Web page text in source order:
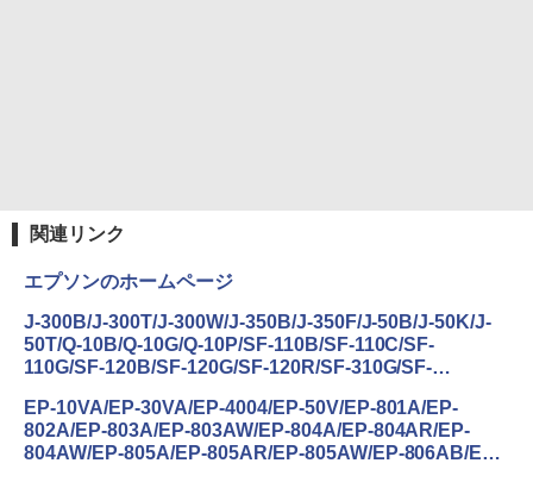
関連リンク
エプソンのホームページ
J-300B/J-300T/J-300W/J-350B/J-350F/J-50B/J-50K/J-
50T/Q-10B/Q-10G/Q-10P/SF-110B/SF-110C/SF-
110G/SF-120B/SF-120G/SF-120R/SF-310G/SF-
720G/SF-720W/SF-810B/SF-810V/SF-850PB/SF-
850PC/SF-850PJ/SF-850PS/SF-850PW/U-350BS
Epson View Uploader(Windows)
EP-10VA/EP-30VA/EP-4004/EP-50V/EP-801A/EP-
802A/EP-803A/EP-803AW/EP-804A/EP-804AR/EP-
804AW/EP-805A/EP-805AR/EP-805AW/EP-806AB/EP-